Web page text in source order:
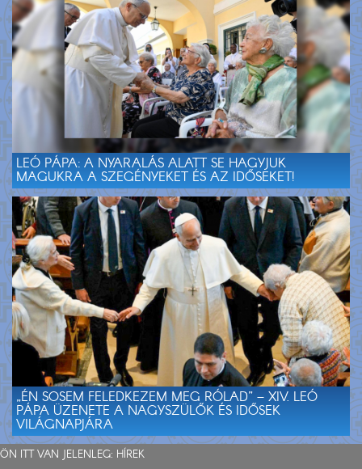
LEÓ PÁPA: A NYARALÁS ALATT SE HAGYJUK
MAGUKRA A SZEGÉNYEKET ÉS AZ IDŐSEKET!
„ÉN SOSEM FELEDKEZEM MEG RÓLAD” – XIV. LEÓ
PÁPA ÜZENETE A NAGYSZÜLŐK ÉS IDŐSEK
VILÁGNAPJÁRA
ÖN ITT VAN JELENLEG: HÍREK